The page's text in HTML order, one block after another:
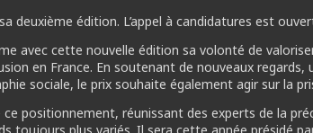
deuxième édition. L’appel à candidatures est
avec cette nouvelle édition sa volonté de
en France. En soutenant de nouveaux
sociale, le prix souhaite également agir sur la
positionnement, réunissant des experts de la